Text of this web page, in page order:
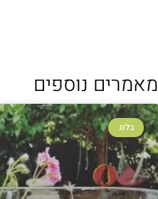
מאמרים נוספים
בלוג